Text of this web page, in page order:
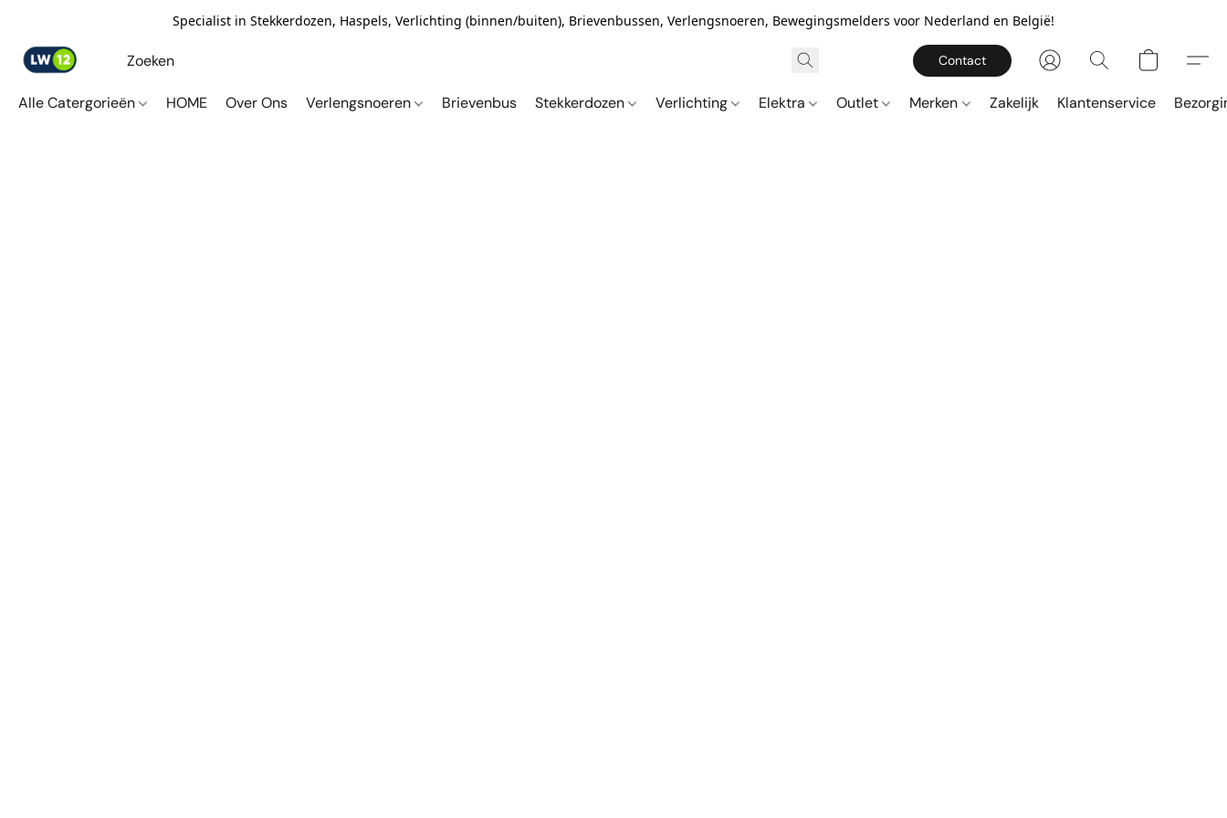
Specialist in Stekkerdozen, Haspels, Verlichting (binnen/buiten), Brievenbussen, Verlengsnoeren, Bewegingsmelders voor Nederland en België!
Contact
Alle Catergorieën HOME Over Ons Verlengsnoeren Brievenbus Stekkerdozen Verlichting Elektra Outlet Merken Zakelijk Klantenservice